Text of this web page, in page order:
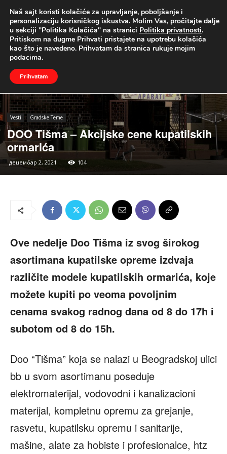
UŽIVO
Naslovna Vesti Gradske Teme
Vesti Gradske Teme
DOO Tišma – Akcijske cene kupatilskih
ormarića
децембар 2, 2021 104
Ove nedelje Doo Tišma iz svog širokog
asortimana kupatilske opreme izdvaja
različite modele kupatilskih ormarića, koje
možete kupiti po veoma povoljnim
cenama svakog radnog dana od 8 do 17h i
subotom od 8 do 15h.
Doo “Tišma” koja se nalazi u Beogradskoj ulici
bb u svom asortimanu poseduje
elektromaterijal, vodovodni i kanalizacioni
materijal, kompletnu opremu za grejanje,
rasvetu, kupatilsku opremu i sanitarije,
mašine, alate za hobiste i profesionalce, htz
Naš sajt koristi kolačiće za upravljanje, poboljšanje i
personalizaciju korisničkog iskustva. Molim Vas, pročitajte dalje
u sekciji "Politika Kolačića" na stranici Politika privatnosti.
Pritiskom na dugme Prihvati pristajete na upotrebu kolačića
kao što je navedeno. Prihvatam da stranica rukuje mojim
podacima.
Prihvatam